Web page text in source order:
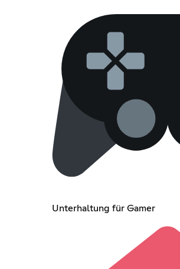
Unterhaltung für Gamer